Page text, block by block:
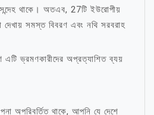
থাকে। অতএব, 27টি ইউরোপীয়
দেখায় সমস্ত বিবরণ এবং নথি সরবরাহ
এটি ভ্রমণকারীদের অপ্রত্যাশিত ব্যয়
অপরিবর্তিত থাকে, আপনি যে দেশে